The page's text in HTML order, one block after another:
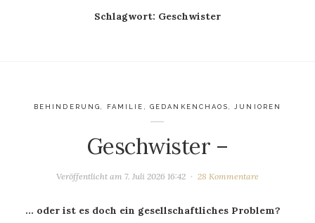
Schlagwort: Geschwister
BEHINDERUNG FAMILIE GEDANKENCHAOS JUNIOREN
Geschwister –
Veröffentlicht am7. Juli 2026 16:42 28 Kommentare
… oder ist es doch ein gesellschaftliches Problem?